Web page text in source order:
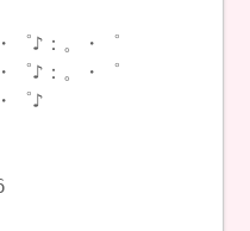
゜♪：。・゜
゜♪：。・゜
゜♪